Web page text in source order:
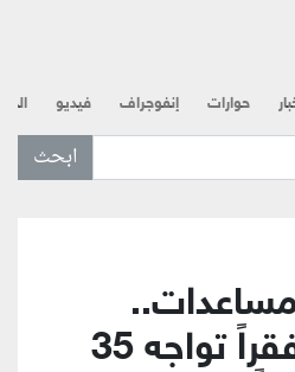
حوارات إنفوجراف فيديو
الدول الأشد فقراً تواجه 35